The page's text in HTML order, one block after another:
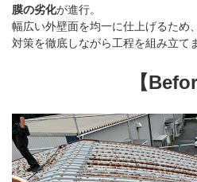
膜の劣化が進行。
幅広い外壁面を均一に仕上げるため
対策を徹底しながら工程を組み立て
【